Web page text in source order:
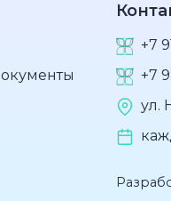
+7
+7
ул.